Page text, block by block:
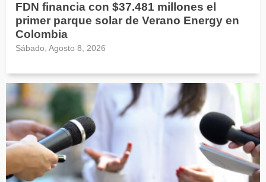
FDN financia con $37.481 millones el
primer parque solar de Verano Energy en
Colombia
Sábado, Agosto 8, 2026